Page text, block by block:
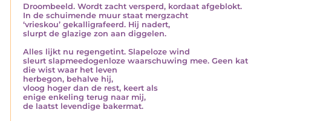
Droombeeld. Wordt zacht versperd, kordaat afgeblokt.
In de schuimende muur staat mergzacht
‘vrieskou’ gekalligrafeerd. Hij nadert,
slurpt de glazige zon aan diggelen.
Alles lijkt nu regengetint. Slapeloze wind
sleurt slapmeedogenloze waarschuwing mee. Geen kat
die wist waar het leven
herbegon, behalve hij,
vloog hoger dan de rest, keert als
enige enkeling terug naar mij,
de laatst levendige bakermat.